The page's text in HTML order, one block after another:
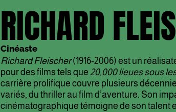
RICHARD
Cinéaste
Richard Fleischer(1916-2006) est un
pour des films tels que 20,000 lieues sous
carrière prolifique couvre plusieurs
variés, du thriller au film d’aventure. Son
cinématographique témoigne de son talent